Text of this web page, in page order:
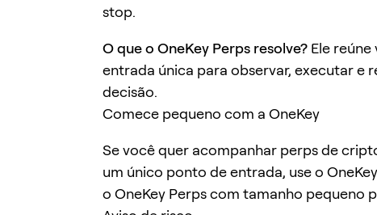
stop.
O que o OneKey Perps resolve? Ele
entrada única para observar, executar e
decisão.
Comece pequeno com a OneKey
Se você quer acompanhar perps de
um único ponto de entrada, use o
o OneKey Perps com tamanho pequeno